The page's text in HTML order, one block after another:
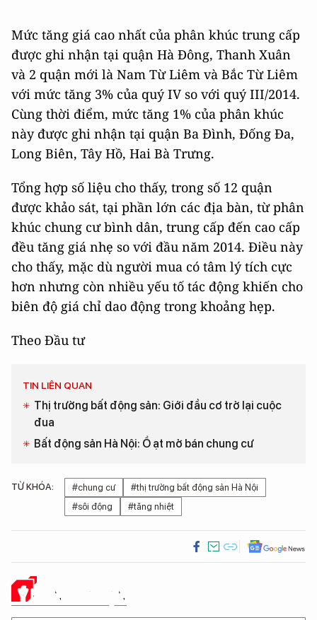
Mức tăng giá cao nhất của phân khúc trung cấp
được ghi nhận tại quận Hà Đông, Thanh Xuân
và 2 quận mới là Nam Từ Liêm và Bắc Từ Liêm
với mức tăng 3% của quý IV so với quý III/2014.
Cùng thời điểm, mức tăng 1% của phân khúc
này được ghi nhận tại quận Ba Đình, Đống Đa,
Long Biên, Tây Hồ, Hai Bà Trưng.
Tổng hợp số liệu cho thấy, trong số 12 quận
được khảo sát, tại phần lớn các địa bàn, từ phân
khúc chung cư bình dân, trung cấp đến cao cấp
đều tăng giá nhẹ so với đầu năm 2014. Điều này
cho thấy, mặc dù người mua có tâm lý tích cực
hơn nhưng còn nhiều yếu tố tác động khiến cho
biên độ giá chỉ dao động trong khoảng hẹp.
Theo Đầu tư
TIN LIÊN QUAN
Thị trường bất động sản: Giới đầu cơ trở lại cuộc
đua
Bất động sản Hà Nội: Ồ ạt mở bán chung cư
TỪ KHÓA: #chung cư
#thị trường bất động sản Hà Nội
#sôi động
#tăng nhiệt
Ý KIẾN CỦA BẠN